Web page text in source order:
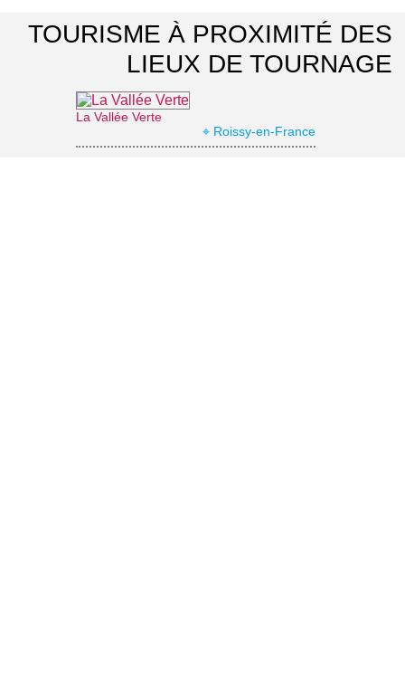
TOURISME À PROXIMITÉ DES
LIEUX DE TOURNAGE
La Vallée Verte
⌖ Roissy-en-France